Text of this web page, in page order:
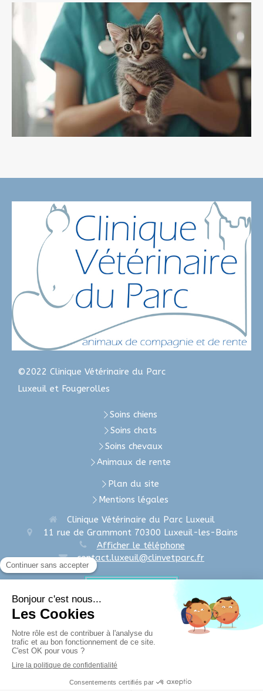
©2022 Clinique Vétérinaire du Parc
Luxeuil et Fougerolles
Soins chiens
Soins chats
Soins chevaux
Animaux de rente
Plan du site
Mentions légales
Clinique Vétérinaire du Parc Luxeuil
11 rue de Grammont 70300 Luxeuil-les-Bains
Afficher le téléphone
contact.luxeuil@clinvetparc.fr
Clinique Vétérinaire du Parc Fougerolles
16, rue de la Gare 70220
Fougerolles
Afficher le téléphone
Création et référencement du site par Simplébo